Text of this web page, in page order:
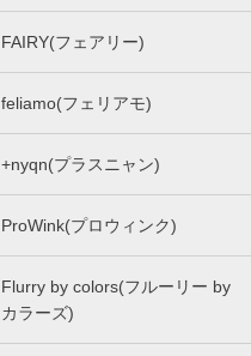
FAIRY(フェアリー)
feliamo(フェリアモ)
+nyqn(プラスニャン)
ProWink(プロウィンク)
Flurry by colors(フルーリー by
カラーズ)